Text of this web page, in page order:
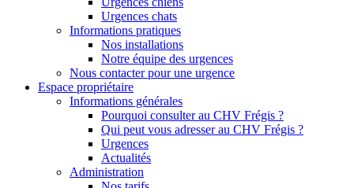
Urgences chats
Informations pratiques
Nos installations
Notre équipe des urgences
Nous contacter pour une urgence
Espace propriétaire
Informations générales
Pourquoi consulter au CHV Frégis ?
Qui peut vous adresser au CHV Frégis ?
Urgences
Actualités
Administration